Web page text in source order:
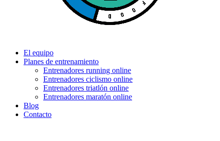
El equipo
Planes de entrenamiento
Entrenadores running online
Entrenadores ciclismo online
Entrenadores triatlón online
Entrenadores maratón online
Blog
Contacto